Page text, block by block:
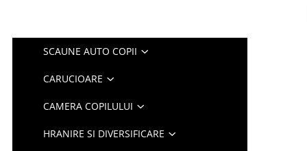
SCAUNE AUTO COPII
CARUCIOARE
CAMERA COPILULUI
HRANIRE SI DIVERSIFICARE